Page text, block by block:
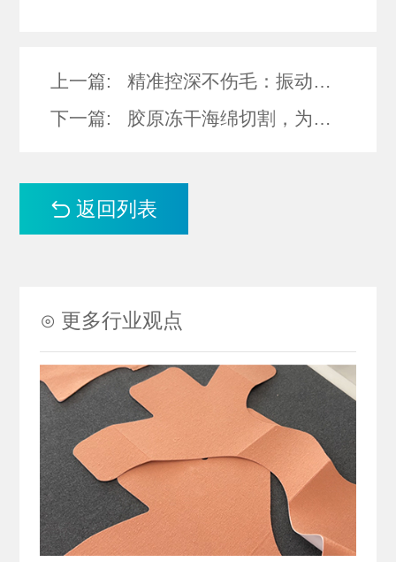
上一篇:
精准控深不伤毛：振动刀切割皮毛一体全解析
下一篇:
胶原冻干海绵切割，为什么选振动刀？
返回列表
⊙ 更多行业观点